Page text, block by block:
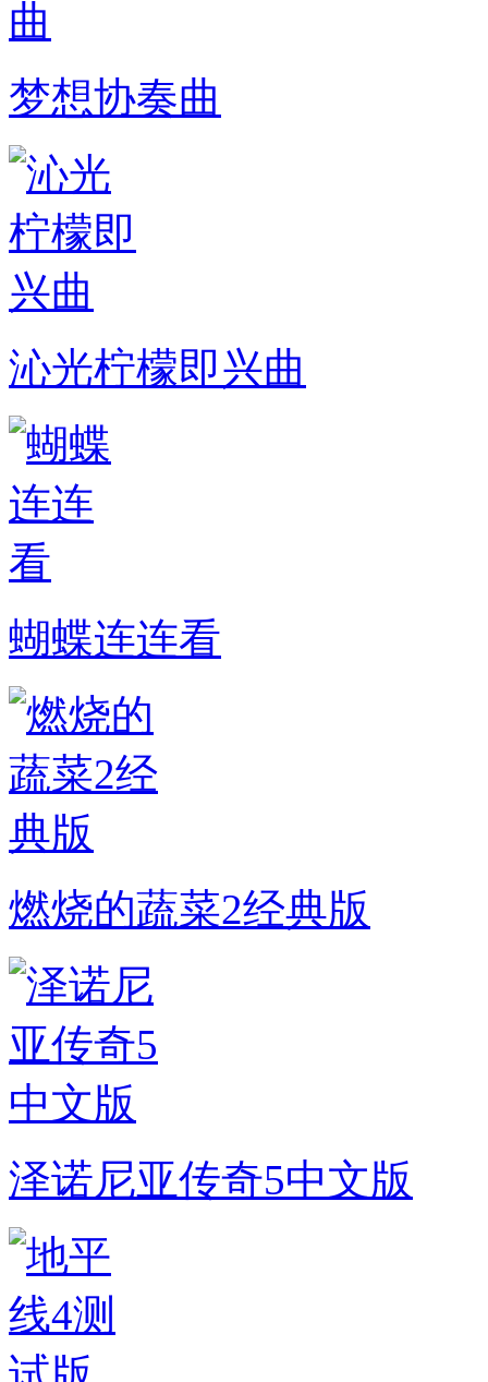
梦想协奏曲
沁光柠檬即兴曲
蝴蝶连连看
燃烧的蔬菜2经典版
泽诺尼亚传奇5中文版